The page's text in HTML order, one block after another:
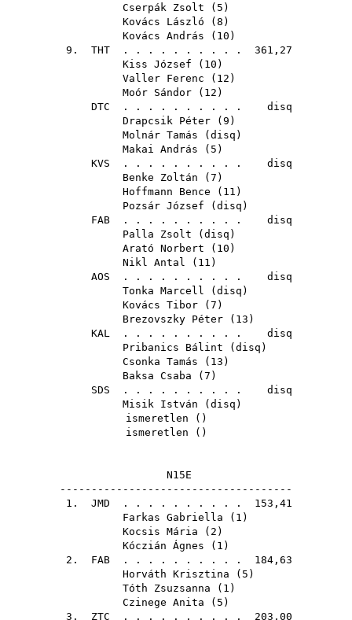
Cserpák Zsolt ( 5 )
Kovács László ( 8 )
Kovács András ( 10 )
9. THT . . . . . . . . . . 361,27
Kiss József ( 10 )
Valler Ferenc ( 12 )
Moór Sándor ( 12 )
DTC . . . . . . . . . . disq
Drapcsik Péter ( 9 )
Molnár Tamás ( disq )
Makai András ( 5 )
KVS . . . . . . . . . . disq
Benke Zoltán ( 7 )
Hoffmann Bence ( 11 )
Pozsár József ( disq )
FAB . . . . . . . . . . disq
Palla Zsolt ( disq )
Arató Norbert ( 10 )
Nikl Antal ( 11 )
AOS . . . . . . . . . . disq
Tonka Marcell ( disq )
Kovács Tibor ( 7 )
Brezovszky Péter ( 13 )
KAL . . . . . . . . . . disq
Pribanics Bálint ( disq )
Csonka Tamás ( 13 )
Baksa Csaba ( 7 )
SDS . . . . . . . . . . disq
Misik István ( disq )
ismeretlen ()
ismeretlen ()
N15E
-------------------------------------
1. JMD . . . . . . . . . . 153,41
Farkas Gabriella ( 1 )
Kocsis Mária ( 2 )
Kóczián Ágnes ( 1 )
2. FAB . . . . . . . . . . 184,63
Horváth Krisztina ( 5 )
Tóth Zsuzsanna ( 1 )
Czinege Anita ( 5 )
3. ZTC . . . . . . . . . . 203,00